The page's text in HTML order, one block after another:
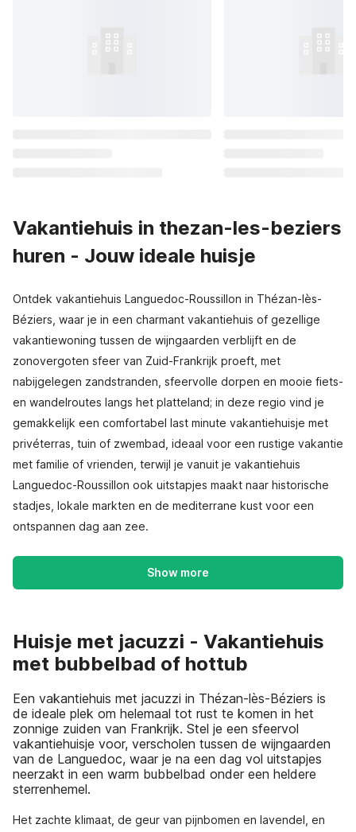
Vakantiehuis in thezan-les-beziers
huren - Jouw ideale huisje
Ontdek vakantiehuis Languedoc-Roussillon in Thézan-lès-
Béziers, waar je in een charmant vakantiehuis of gezellige
vakantiewoning tussen de wijngaarden verblijft en de
zonovergoten sfeer van Zuid-Frankrijk proeft, met
nabijgelegen zandstranden, sfeervolle dorpen en mooie fiets-
en wandelroutes langs het platteland; in deze regio vind je
gemakkelijk een comfortabel last minute vakantiehuisje met
privéterras, tuin of zwembad, ideaal voor een rustige vakantie
met familie of vrienden, terwijl je vanuit je vakantiehuis
Languedoc-Roussillon ook uitstapjes maakt naar historische
stadjes, lokale markten en de mediterrane kust voor een
ontspannen dag aan zee.
Show more
Huisje met jacuzzi - Vakantiehuis
met bubbelbad of hottub
Een vakantiehuis met jacuzzi in Thézan-lès-Béziers is
de ideale plek om helemaal tot rust te komen in het
zonnige zuiden van Frankrijk. Stel je een sfeervol
vakantiehuisje voor, verscholen tussen de wijngaarden
van de Languedoc, waar je na een dag vol uitstapjes
neerzakt in een warm bubbelbad onder een heldere
sterrenhemel.
Het zachte klimaat, de geur van pijnbomen en lavendel, en